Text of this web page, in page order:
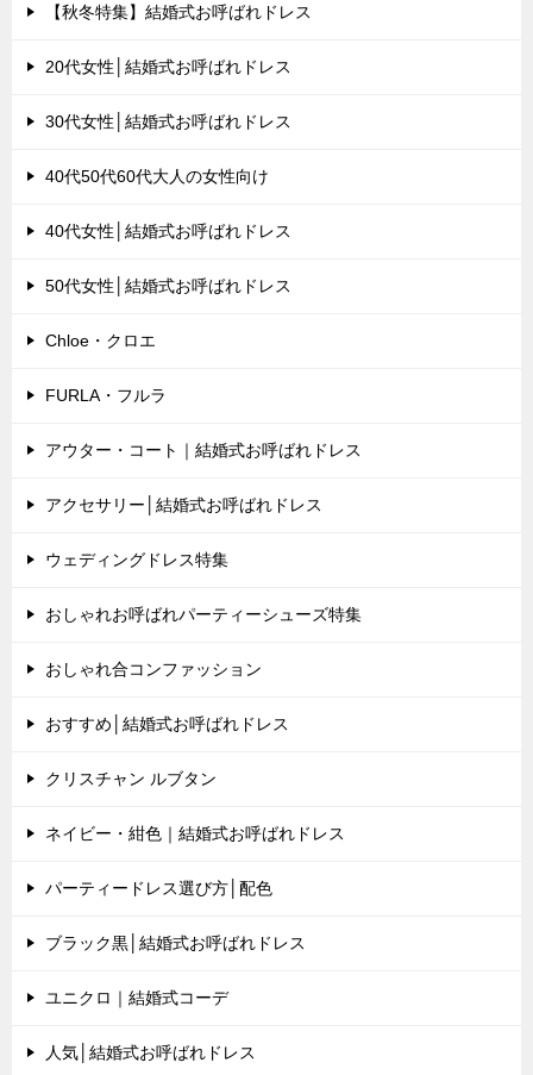
【秋冬特集】結婚式お呼ばれドレス
20代女性│結婚式お呼ばれドレス
30代女性│結婚式お呼ばれドレス
40代50代60代大人の女性向け
40代女性│結婚式お呼ばれドレス
50代女性│結婚式お呼ばれドレス
Chloe・クロエ
FURLA・フルラ
アウター・コート｜結婚式お呼ばれドレス
アクセサリー│結婚式お呼ばれドレス
ウェディングドレス特集
おしゃれお呼ばれパーティーシューズ特集
おしゃれ合コンファッション
おすすめ│結婚式お呼ばれドレス
クリスチャン ルブタン
ネイビー・紺色｜結婚式お呼ばれドレス
パーティードレス選び方│配色
ブラック黒│結婚式お呼ばれドレス
ユニクロ｜結婚式コーデ
人気│結婚式お呼ばれドレス